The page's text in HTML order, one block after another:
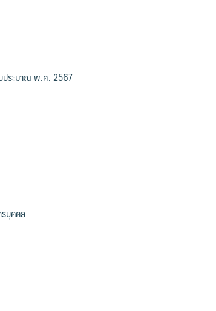
ประมาณ พ.ศ. 2567
บุคคล